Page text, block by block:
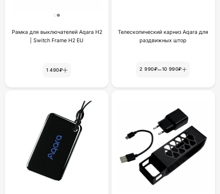
Рамка для выключателей Aqara H2
| Switch Frame H2 EU
1 490₽
Телескопический карниз Aqara для
раздвижных штор
2 990₽–10 990₽